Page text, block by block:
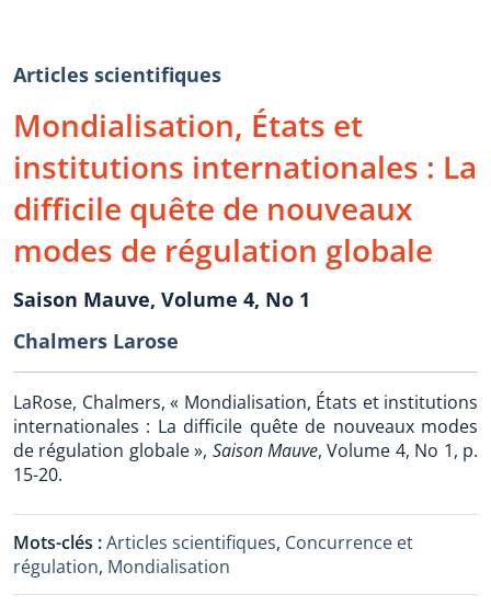
Articles scientifiques
Mondialisation, États et
institutions internationales : La
difficile quête de nouveaux
modes de régulation globale
Saison Mauve, Volume 4, No 1
Chalmers Larose
LaRose, Chalmers, « Mondialisation, États et institutions
internationales : La difficile quête de nouveaux modes
de régulation globale », Saison Mauve, Volume 4, No 1, p.
15-20.
Mots-clés :Articles scientifiques, Concurrence et
régulation, Mondialisation